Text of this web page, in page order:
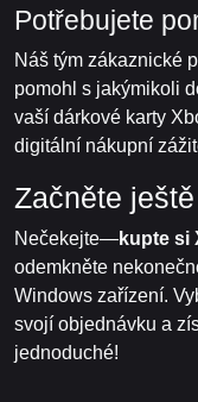
Potřebujete
Náš tým zákaznické
pomohl s jakýmikoli
vaší dárkové karty
digitální nákupní
Začněte
Nečekejte—kupte si
odemkněte
Windows zařízení.
svojí objednávku a
jednoduché!